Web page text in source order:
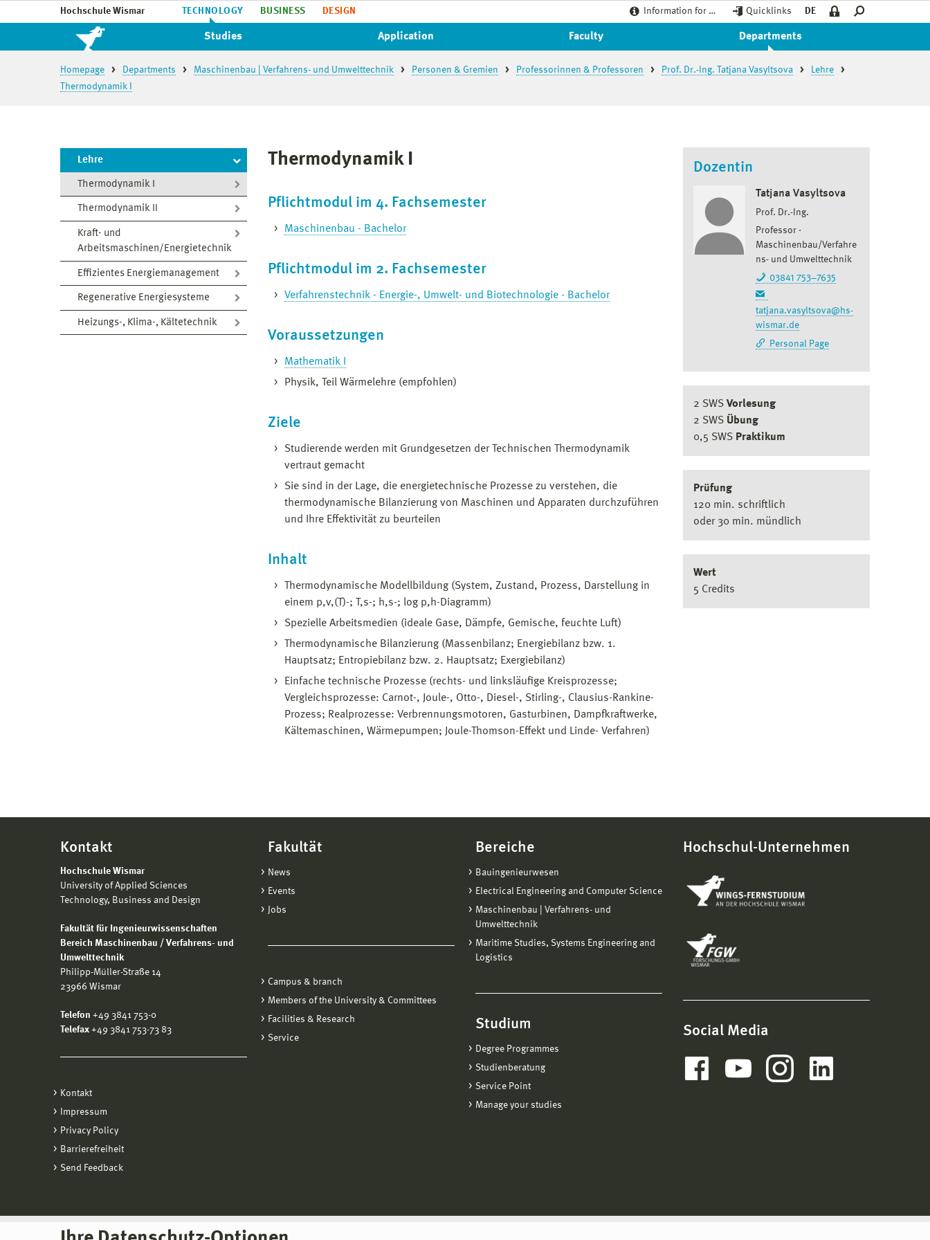
Hochschule Wismar TECHNOLOGY BUSINESS DESIGN Information for … Quicklinks DE
Studies Application Faculty Departments
Homepage Departments Maschinenbau | Verfahrens- und Umwelttechnik Personen & Gremien Professorinnen & Professoren Prof. Dr.-Ing. Tatjana Vasyltsova
Lehre
Thermodynamik I
Lehre
Thermodynamik I
Thermodynamik II
Kraft- und
Arbeitsmaschinen/Energietechnik
Effizientes Energiemanagement
Regenerative Energiesysteme
Heizungs-, Klima-, Kältetechnik
Thermodynamik I
Pflichtmodul im 4. Fachsemester
Maschinenbau - Bachelor
Pflichtmodul im 2. Fachsemester
Verfahrenstechnik - Energie-, Umwelt- und Biotechnologie - Bachelor
Voraussetzungen
Mathematik I
Physik, Teil Wärmelehre (empfohlen)
Ziele
Studierende werden mit Grundgesetzen der Technischen Thermodynamik
vertraut gemacht
Sie sind in der Lage, die energietechnische Prozesse zu verstehen, die
thermodynamische Bilanzierung von Maschinen und Apparaten durchzuführen
und Ihre Effektivität zu beurteilen
Inhalt
Thermodynamische Modellbildung (System, Zustand, Prozess, Darstellung in
einem p,v,(T)-; T,s-; h,s-; log p,h-Diagramm)
Spezielle Arbeitsmedien (ideale Gase, Dämpfe, Gemische, feuchte Luft)
Thermodynamische Bilanzierung (Massenbilanz; Energiebilanz bzw. 1.
Hauptsatz; Entropiebilanz bzw. 2. Hauptsatz; Exergiebilanz)
Einfache technische Prozesse (rechts- und linksläufige Kreisprozesse;
Vergleichsprozesse: Carnot-, Joule-, Otto-, Diesel-, Stirling-, Clausius-Rankine-
Prozess; Realprozesse: Verbrennungsmotoren, Gasturbinen, Dampfkraftwerke,
Kältemaschinen, Wärmepumpen; Joule-Thomson-Effekt und Linde- Verfahren)
Dozentin
Tatjana Vasyltsova
Prof. Dr.-Ing.
Professor
Maschinenbau/Verfahre
ns- und Umwelttechnik
03841 753–7635
tatjana.vasyltsova@hs-
wismar.de
Personal Page
2 SWS Vorlesung
2 SWS Übung
0,5 SWS Praktikum
Prüfung
120 min. schriftlich
oder 30 min. mündlich
Wert
5 Credits
Kontakt
Hochschule Wismar
University of Applied Sciences
Technology, Business and Design
Fakultät für Ingenieurwissenschaften
Bereich Maschinenbau / Verfahrens- und
Umwelttechnik
Philipp-Müller-Straße 14
23966 Wismar
Telefon +49 3841 753-0
Telefax +49 3841 753-73 83
Kontakt
Impressum
Privacy Policy
Barrierefreiheit
Send Feedback
Fakultät
News
Events
Jobs
Campus & branch
Members of the University & Committees
Facilities & Research
Service
Bereiche
Bauingenieurwesen
Electrical Engineering and Computer Science
Maschinenbau | Verfahrens- und
Umwelttechnik
Maritime Studies, Systems Engineering and
Logistics
Studium
Degree Programmes
Studienberatung
Service Point
Manage your studies
Hochschul-Unternehmen
Social Media